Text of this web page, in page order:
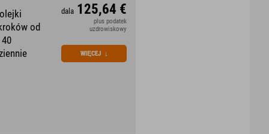
od
dala 125,64 €
plus podatek
uzdrowiskowy
WIĘCEJ ↓